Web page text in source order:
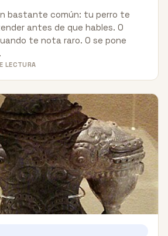
bastante común: tu perro te
antes de que hables. O
te nota raro. O se pone
LECTURA